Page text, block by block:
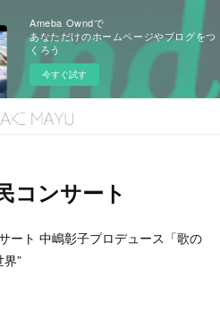
Ameba Owndで
あなただけのホームページやブログをつ
くろう
今すぐ試す
コンサート
ート 中嶋彰子プロデュース「歌の
”